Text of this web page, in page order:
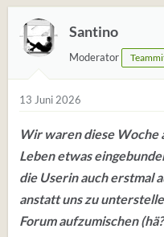
r
t
u
e
n
:
Santino
Moderator
13 Juni 2026
Wir waren diese Woche
Leben etwas
die Userin auch erstmal
anstatt uns zu
Forum aufzumischen